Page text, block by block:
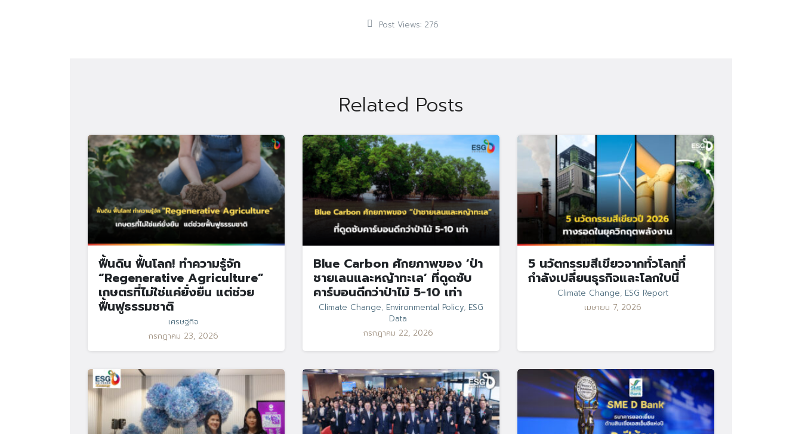
Post Views: 276
Related Posts
ฟื้นดิน ฟื้นโลก! ทำความรู้จัก
“Regenerative Agriculture”
เกษตรที่ไม่ใช่แค่ยั่งยืน แต่ช่วย
ฟื้นฟูธรรมชาติ
เศรษฐกิจ
กรกฎาคม 23, 2026
Blue Carbon ศักยภาพของ ‘ป่า
ชายเลนและหญ้าทะเล’ ที่ดูดซับ
คาร์บอนดีกว่าป่าไม้ 5-10 เท่า
Climate Change, Environmental Policy, ESG
Data
กรกฎาคม 22, 2026
5 นวัตกรรมสีเขียวจากทั่วโลกที่
กำลังเปลี่ยนธุรกิจและโลกใบนี้
Climate Change, ESG Report
เมษายน 7, 2026